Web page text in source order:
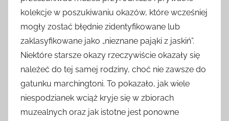
kolekcje w poszukiwaniu okazów, które wcześniej
mogły zostać błędnie zidentyfikowane lub
zaklasyfikowane jako „nieznane pająki z jaskiń”.
Niektóre starsze okazy rzeczywiście okazały się
należeć do tej samej rodziny, choć nie zawsze do
gatunku marchingtoni. To pokazało, jak wiele
niespodzianek wciąż kryje się w zbiorach
muzealnych oraz jak istotne jest ponowne